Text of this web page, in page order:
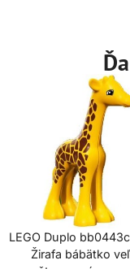
LEGO Duplo
Žirafa bábätko